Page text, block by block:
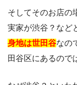
そしてそのお店の
実家が渋谷？など
身地は世田谷なの
田谷区にあるので